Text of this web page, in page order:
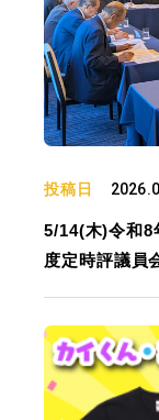
投稿日
5/14(木)令和8
度定時評議員